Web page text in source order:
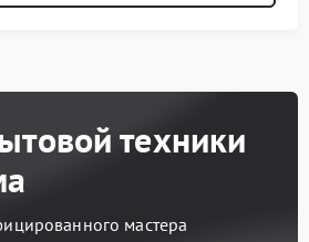
техники
мастера